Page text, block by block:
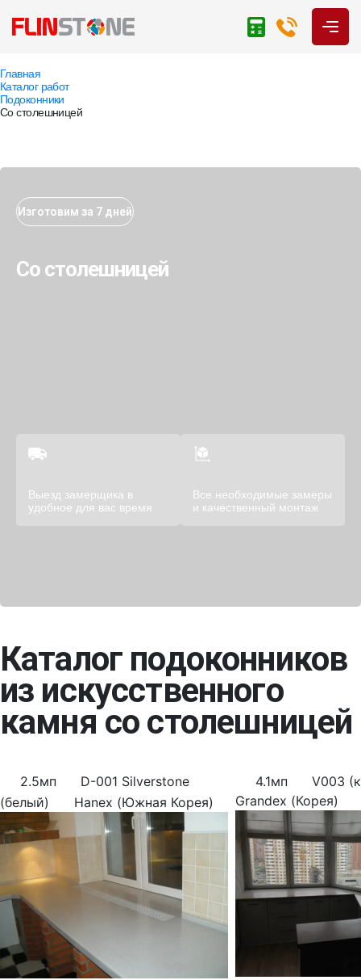
Главная
Каталог работ
Подоконники
Со столешницей
Изготовим за 7 дней
Со столешницей
Выезд замерщика в
удобное для вас время
Все необходимые замеры
и качественный монтаж
Каталог подоконников
из искусственного
камня со столешницей
2.5мп
D-001 Silverstone
(белый)
Hanex (Южная Корея)
4.1мп
V003
Grandex (Корея)